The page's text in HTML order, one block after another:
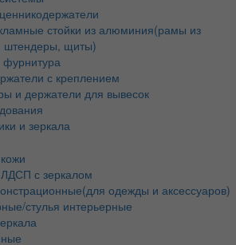
стойки из алюминия(рамы из
щиты)
с креплением
и держатели для вывесок
и зеркала
с зеркалом
одежды и аксессуаров)
стулья интерьерные